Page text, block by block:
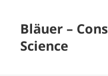
Bläuer –
Science